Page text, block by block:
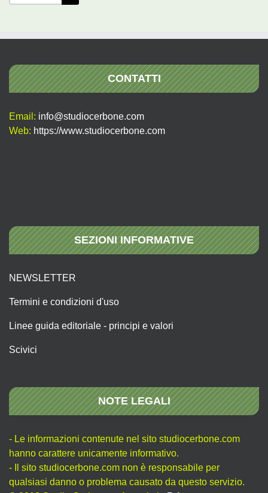
per:
CONTATTI
Email: info@studiocerbone.com
Web: https://www.studiocerbone.com
SEZIONI INFORMATIVE
NEWSLETTER
Termini e condizioni d'uso
Linee guida editoriale - principi e valori
Scivici
NOTE LEGALI
- Le informazioni contenute nel sito studiocerbone.com
hanno carattere unicamente informativo.
- Il sito studiocerbone.com non è responsabile per
qualsiasi danno o problema causato da questo servizio.